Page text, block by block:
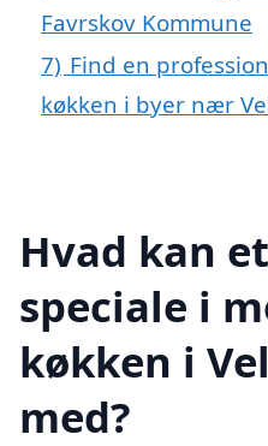
Favrskov Kommune
7) Find en
køkken i byer nær
Hvad kan
speciale i
køkken i
med?